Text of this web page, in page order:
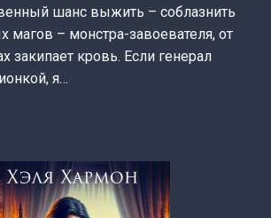
шанс выжить – соблазнить
магов – монстра-завоевателя, от
закипает кровь. Если генерал
я…